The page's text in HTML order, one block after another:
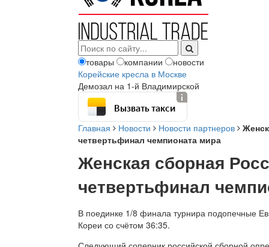
товары компании
новости
Корейские кресла в Москве
Демозал на 1-й Владимирской
Вызвать такси
Главная Новости Новости партнеров
четвертьфинал чемпионата мира
Женская сборная
четвертьфинал
В поединке 1/8 финала турнира подопечные
Кореи со счётом 36:35.